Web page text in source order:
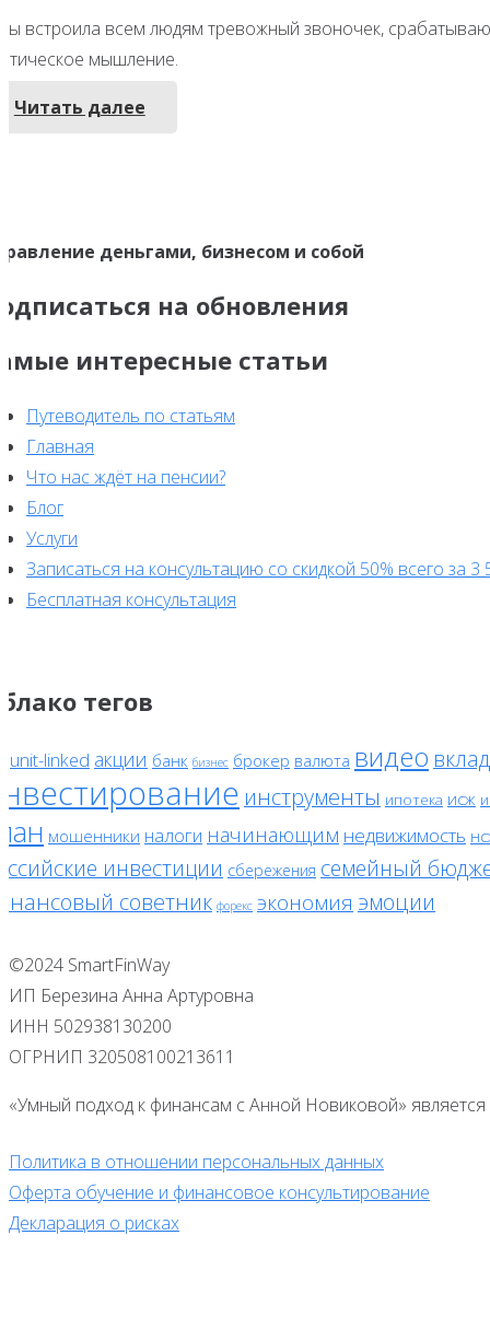
встроила всем людям тревожный звоночек,
мышление.
Читать далее
деньгами, бизнесом и собой
на обновления
интересные статьи
Путеводитель по статьям
Главная
Что нас ждёт на пенсии?
Блог
Услуги
Записаться на консультацию со скидкой 50% всего за 3
Бесплатная консультация
тегов
unit-linked акции банк бизнес брокер валюта видео вклад
инструменты ипотека исж
мошенники налоги начинающим недвижимость
инвестиции сбережения семейный
советник форекс экономия эмоции
©2024 SmartFinWay
ИП Березина Анна Артуровна
ИНН 502938130200
ОГРНИП 320508100213611
«Умный подход к финансам с Анной Новиковой»
Политика в отношении персональных данных
Оферта обучение и финансовое консультирование
Декларация о рисках